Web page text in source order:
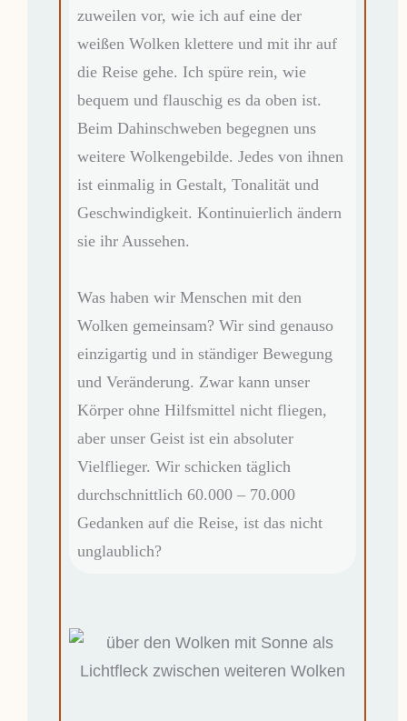
zuweilen vor, wie ich auf eine der
weißen Wolken klettere und mit ihr auf
die Reise gehe. Ich spüre rein, wie
bequem und flauschig es da oben ist.
Beim Dahinschweben begegnen uns
weitere Wolkengebilde. Jedes von ihnen
ist einmalig in Gestalt, Tonalität und
Geschwindigkeit. Kontinuierlich ändern
sie ihr Aussehen.
Was haben wir Menschen mit den
Wolken gemeinsam? Wir sind genauso
einzigartig und in ständiger Bewegung
und Veränderung. Zwar kann unser
Körper ohne Hilfsmittel nicht fliegen,
aber unser Geist ist ein absoluter
Vielflieger. Wir schicken täglich
durchschnittlich 60.000 – 70.000
Gedanken auf die Reise, ist das nicht
unglaublich?